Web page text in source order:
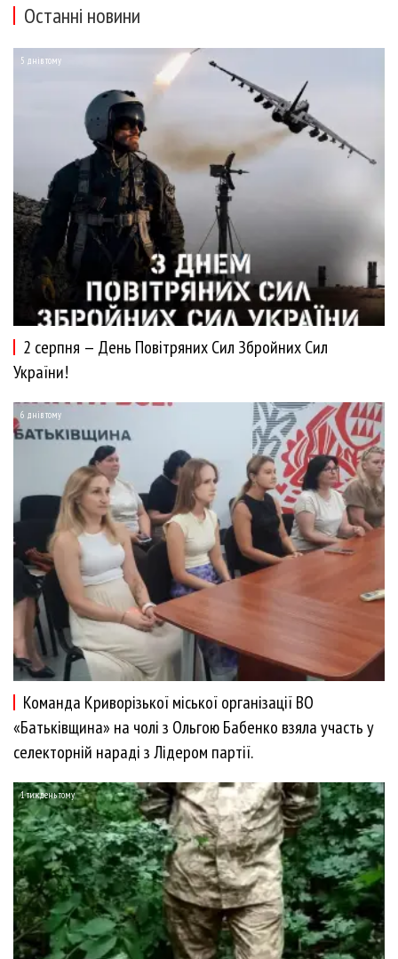
Останні новини
5 днів тому
2 серпня — День Повітряних Сил Збройних Сил
України!
6 днів тому
Команда Криворізької міської організації ВО
«Батьківщина» на чолі з Ольгою Бабенко взяла участь у
селекторній нараді з Лідером партії.
1 тиждень тому